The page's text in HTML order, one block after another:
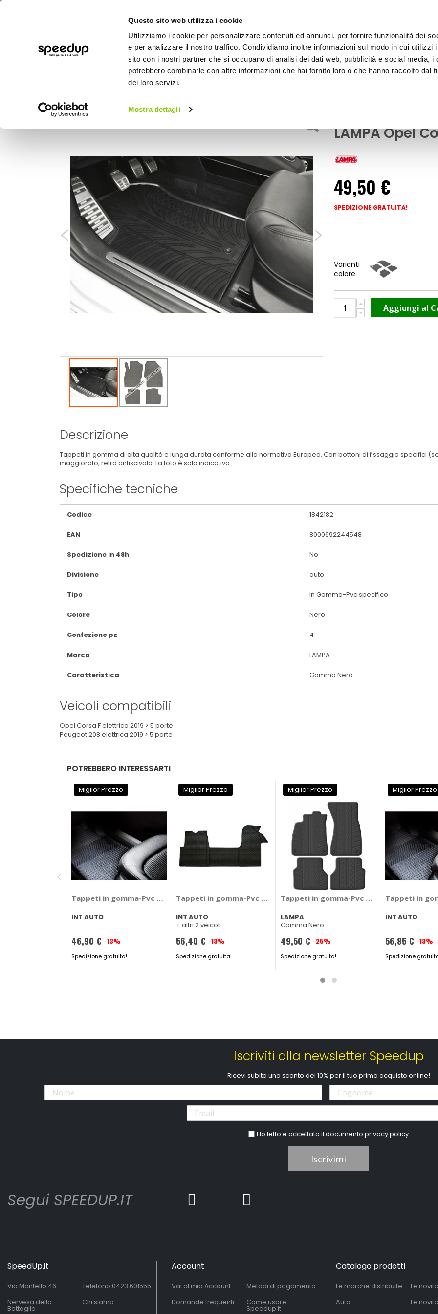
Questo sito web utilizza i cookie
Utilizziamo i cookie per personalizzare contenuti ed annunci, per fornire funzionalità dei
e per analizzare il nostro traffico. Condividiamo inoltre informazioni sul modo in cui utilizzi
sito con i nostri partner che si occupano di analisi dei dati web, pubblicità e social media, i
potrebbero combinarle con altre informazioni che hai fornito loro o che hanno raccolto dal
dei loro servizi.
Mostra dettagli
BICI OUTDOOR
Home
LAMPA Opel
49,50 €
SPEDIZIONE GRATUITA!
Varianti
colore
Aggiungi al
Descrizione
Tappeti in gomma di alta qualità e lunga durata conforme alla normativa Europea. Con bottoni di fissaggio specifici
maggiorato, retro antiscivolo. La foto è solo indicativa
Specifiche tecniche
Maggiori
Informazioni
Codice 1842182
EAN 8000692244548
Spedizione in 48h No
Divisione auto
Tipo In Gomma-Pvc specifico
Colore Nero
Confezione pz 4
Marca LAMPA
Caratteristica Gomma Nero
Veicoli compatibili
Opel Corsa F elettrica 2019 > 5 porte
Peugeot 208 elettrica 2019 > 5 porte
POTREBBERO INTERESSARTI
Miglior Prezzo
Tappeti in gomma-Pvc specifico - INT AUTO Ford Kuga
INT AUTO
Prezzo
speciale
46,90 € -13%
Spedizione gratuita!
Miglior Prezzo
Tappeti in gomma-Pvc specifico - INT AUTO Nissan Interstar, NV400,
INT AUTO
+ altri 2 veicoli
Prezzo
speciale
56,40 € -13%
Spedizione gratuita!
Miglior Prezzo
Tappeti in gomma-Pvc specifico - LAMPA
LAMPA
Gomma Nero
Prezzo
speciale
49,50 € -25%
Spedizione gratuita!
Miglior Prezzo
Tappeti in
INT AUTO
Prezzo
speciale
56,85 € -13%
Spedizione
Iscriviti alla newsletter Speedup
Ricevi subito uno sconto del 10% per il tuo primo acquisto online!
Ho letto e accettato il documentoprivacy policy
Iscrivimi
Segui SPEEDUP.IT
SpeedUp.it
Via Montello 46
Nervesa della
Battaglia
Telefono 0423.601555
Chi siamo
Account
Vai al mio Account
Domande frequenti
Metodi di pagamento
Come usare
Speedup.it
Catalogo prodotti
Le marche distribuite
Auto
Le
Le